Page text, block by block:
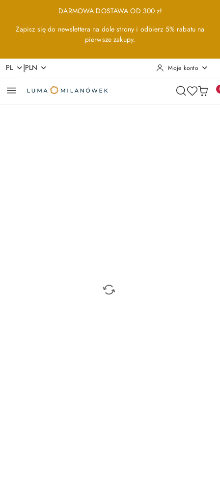
Przejdź do treści głównej
Przejdź do wyszukiwarki
Przejdź do moje konto
Przejdź do menu głównego
Przejdź do opisu produktu
Przejdź do stopkiDARMOWA DOSTAWA OD 300 zł
Zapisz się do newslettera na dole strony i odbierz 5% rabatu na
pierwsze zakupy.
PL |PLN Moje konto